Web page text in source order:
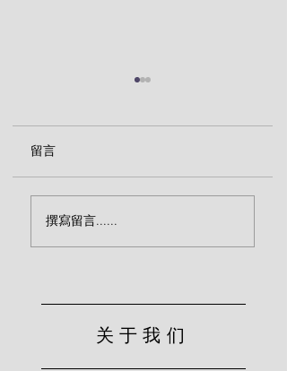
瑟·阿雷恩）
留言
撰寫留言......
关于我们